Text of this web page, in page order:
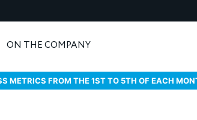
ON THE COMPANY
METRICS FROM THE 1ST TO 5TH OF EACH